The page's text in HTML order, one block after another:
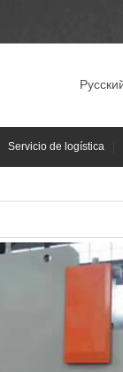
Servicio de logística